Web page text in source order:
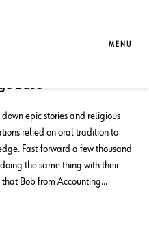
MENU
Base
epic stories and religious
relied on oral tradition to
Fast‑forward a few thousand
the same thing with their
Bob from Accounting…